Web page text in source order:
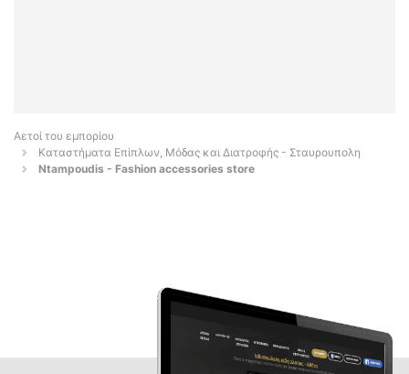
Αετοί του εμπορίου
Καταστήματα Επίπλων, Μόδας και Διατροφής - Σταυρουπολη
Ntampoudis - Fashion accessories store